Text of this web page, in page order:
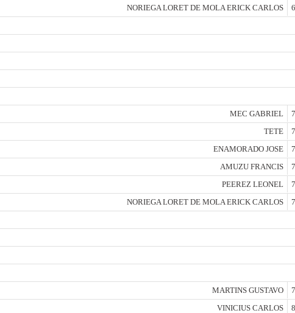
NORIEGA LORET DE MOLA ERICK CARLOS
MEC GABRIEL
TETE
ENAMORADO JOSE
AMUZU FRANCIS
PEEREZ LEONEL
NORIEGA LORET DE MOLA ERICK CARLOS
MARTINS GUSTAVO
VINICIUS CARLOS